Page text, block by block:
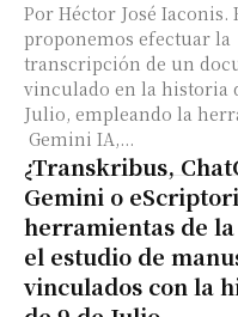
Por Héctor José Iaconis.
proponemos efectuar la
transcripción de un
vinculado en la historia
Julio, empleando la
Gemini IA,...
¿Transkribus,
Gemini o
herramientas de
el estudio de
vinculados con la